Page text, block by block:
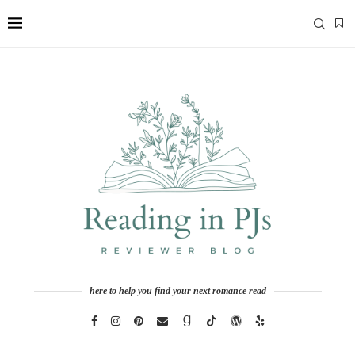
here to help you find your next romance read